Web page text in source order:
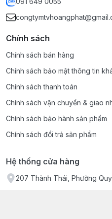
Chính sách
Chính sách bán hàng
Chính sách bảo mật thông tin
Chính sách thanh toán
Chính sách vận chuyển & giao
Chính sách bảo hành sản phẩm
Chính sách đổi trả sản phẩm
Hệ thống cửa hàng
207 Thành Thái, Phường